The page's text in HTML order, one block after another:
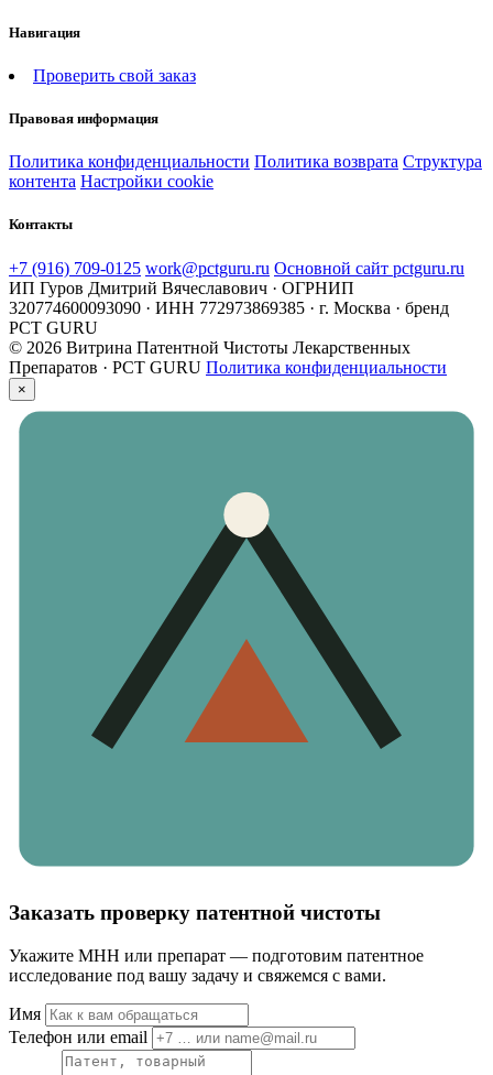
Навигация
Проверить свой заказ
Правовая информация
Политика конфиденциальности Политика возврата Структура
контента Настройки cookie
Контакты
+7 (916) 709-0125 work@pctguru.ru Основной сайт pctguru.ru
ИП Гуров Дмитрий Вячеславович · ОГРНИП
320774600093090 · ИНН 772973869385 · г. Москва · бренд
PCT GURU
© 2026 Витрина Патентной Чистоты Лекарственных
Препаратов · PCT GURU Политика конфиденциальности
×
Заказать проверку патентной чистоты
Укажите МНН или препарат — подготовим патентное
исследование под вашу задачу и свяжемся с вами.
Имя
Телефон или email